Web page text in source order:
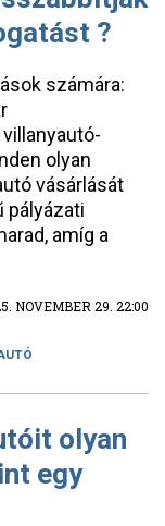
?
számára:
olyan
vásárlását
pályázati
amíg a
NOVEMBER 29. 22:00
olyan
egy